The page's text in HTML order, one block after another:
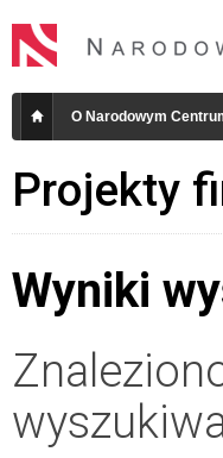
O Narodowym
Projekty
Wyniki